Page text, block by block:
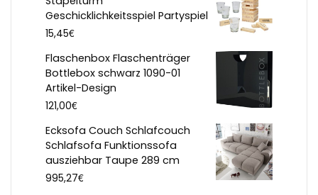
Geschicklichkeitsspiel Partyspiel
15,45€
Flaschenbox Flaschenträger
Bottlebox schwarz 1090-01
Artikel-Design
121,00€
Ecksofa Couch Schlafcouch
Schlafsofa Funktionssofa
ausziehbar Taupe 289 cm
995,27€